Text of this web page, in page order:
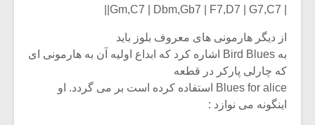
از دیگر هارمونی های معروف بلوز باید
به Bird Blues اشاره کرد که ابداع اولیه آن به هارمونی ای
که چارلی پارکر در قطعه
Blues for alice استفاده کرده است بر می گردد. او
اینگونه می نوازد :